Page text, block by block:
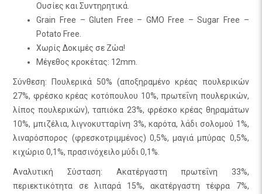
Ουσίες και Συντηρητικά.
Grain Free – Gluten Free – GMO Free – Sugar Free –
Potato Free.
Χωρίς Δοκιμές σε Ζώα!
Μέγεθος κροκέτας: 12mm.
Σύνθεση: Πουλερικά 50% (αποξηραμένο κρέας πουλερικών
27%, φρέσκο κρέας κοτόπουλου 10%, πρωτεΐνη πουλερικών,
λίπος πουλερικών), ταπιόκα 23%, φρέσκο κρέας θηραμάτων
10%, μπιζέλια, λιγνοκυτταρίνη 3%, καρότα, λάδι σολομού 1%,
λιναρόσπορος (φρεσκοτριμμένος) 0,5%, μαγιά μπύρας 0,5%,
κιχώριο 0,1%, πρασινόχειλο μύδι 0,1%.
Αναλυτική Σύσταση: Ακατέργαστη πρωτεΐνη 33%,
περιεκτικότητα σε λιπαρά 15%, ακατέργαστη τέφρα 7%,